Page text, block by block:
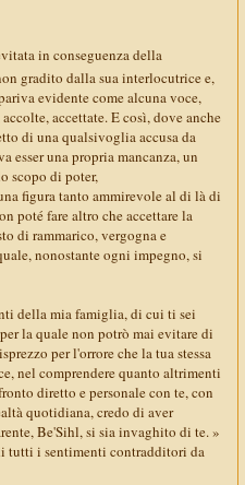
in conseguenza della
gradito dalla sua interlocutrice e,
evidente come alcuna voce,
accettate. E così, dove anche
di una qualsivoglia accusa da
esser una propria mancanza, un
scopo di poter,
figura tanto ammirevole al di là di
poté fare altro che accettare la
di rammarico, vergogna e
nonostante ogni impegno, si
della mia famiglia, di cui ti sei
la quale non potrò mai evitare di
per l'orrore che la tua stessa
nel comprendere quanto altrimenti
diretto e personale con te, con
quotidiana, credo di aver
Be'Sihl, si sia invaghito di te. »
tutti i sentimenti contradditori da